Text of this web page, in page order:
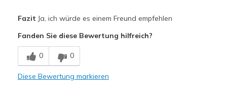
Breathe Well
Comfortable
Fazit Ja, ich würde es einem Freund empfehlen
Fanden Sie diese Bewertung hilfreich?
0 0
Diese Bewertung markieren